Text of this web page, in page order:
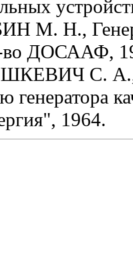
М. Н.,
ДОСААФ,
С. А.,
генератора
1964.